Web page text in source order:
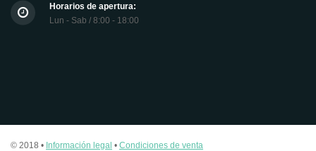
Horarios de apertura:
Lun - Sab / 8:00 - 18:00
© 2018 • Información legal • Condiciones de venta